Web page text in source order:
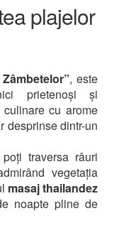
plajelor
Zâmbetelor”, este
prietenoși și
culinare cu arome
desprinse dintr-un
traversa râuri
vegetația
masaj thailandez
noapte pline de